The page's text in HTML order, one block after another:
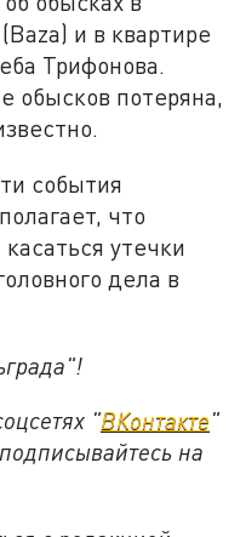
и в квартире
Трифонова.
обысков потеряна,
события
что
утечки
дела в
"ВКонтакте"
на